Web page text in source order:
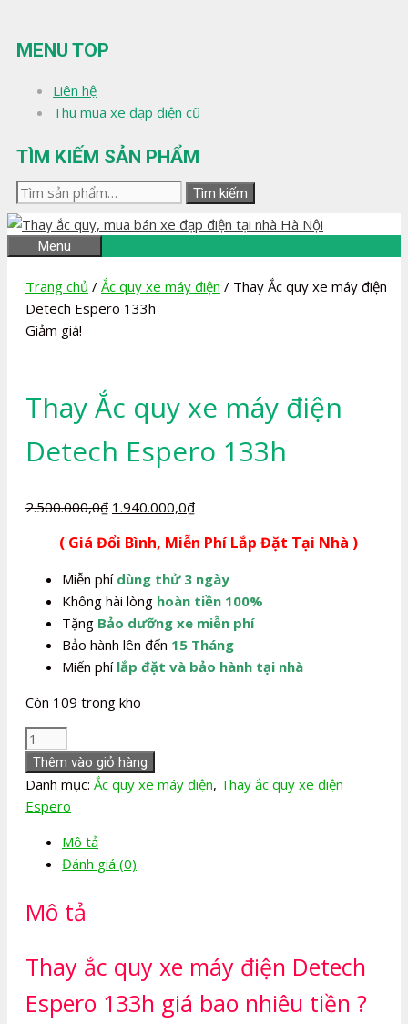
đến
nội
MENU TOP
Liên hệ
Thu mua xe đạp điện cũ
TÌM KIẾM SẢN PHẨM
Tìm
kiếm:
Tìm kiếm
Menu
Trang chủ / Ắc quy xe máy điện / Thay Ắc quy xe máy điện
Detech Espero 133h
Giảm giá!
Thay Ắc quy xe máy điện
Detech Espero 133h
2.500.000,0₫ Giá
là:
2.500.000,0₫.
1.940.000,0₫Giá
tại
1.940.000,0₫.
( Giá Đổi Bình, Miễn Phí Lắp Đặt Tại Nhà )
Miễn phí dùng thử 3 ngày
Không hài lòng hoàn tiền 100%
Tặng Bảo dưỡng xe miễn phí
Bảo hành lên đến 15 Tháng
Miến phí lắp đặt và bảo hành tại nhà
Còn 109 trong kho
Thay
Ắc
quy
xe
điện
Detech
133h
lượng
Thêm vào giỏ hàng
Danh mục: Ắc quy xe máy điện, Thay ắc quy xe điện
Espero
Mô tả
Đánh giá (0)
Mô tả
Thay ắc quy xe máy điện Detech
Espero 133h giá bao nhiêu tiền ?